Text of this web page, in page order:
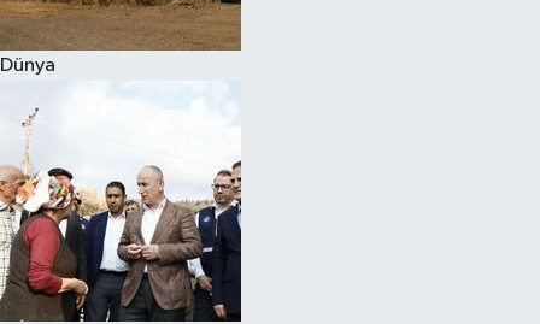
Dünya
Kadın
Kültür Sanat
Sağlık
Siyaset